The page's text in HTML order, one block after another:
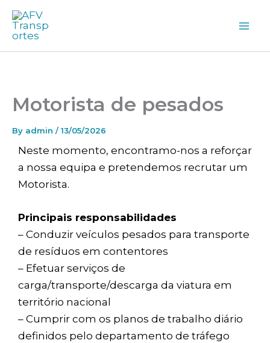
Skip
content
Motorista de pesados
By admin /13/05/2026
Neste momento, encontramo-nos a reforçar
a nossa equipa e pretendemos recrutar um
Motorista.
Principais responsabilidades
– Conduzir veículos pesados para transporte
de resíduos em contentores
– Efetuar serviços de
carga/transporte/descarga da viatura em
território nacional
– Cumprir com os planos de trabalho diário
definidos pelo departamento de tráfego